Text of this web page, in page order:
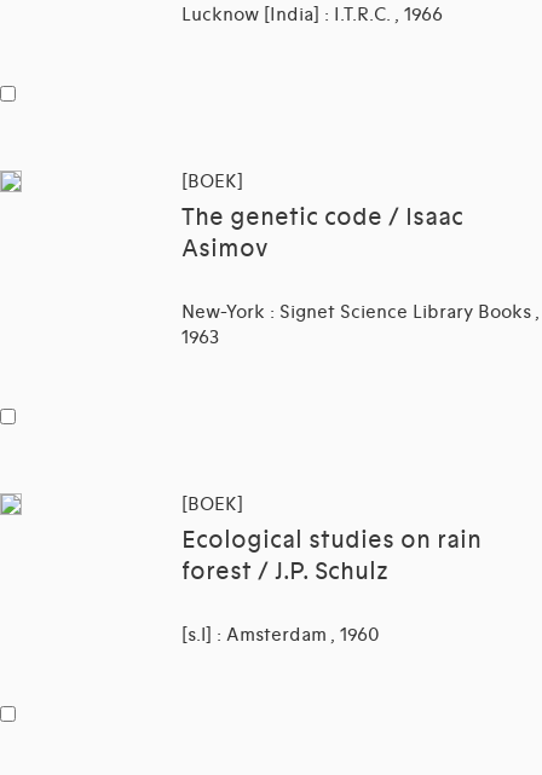
Lucknow [India] : I.T.R.C. , 1966
[BOEK]
The genetic code / Isaac
Asimov
New-York : Signet Science Library Books ,
1963
[BOEK]
Ecological studies on rain
forest / J.P. Schulz
[s.l] : Amsterdam , 1960